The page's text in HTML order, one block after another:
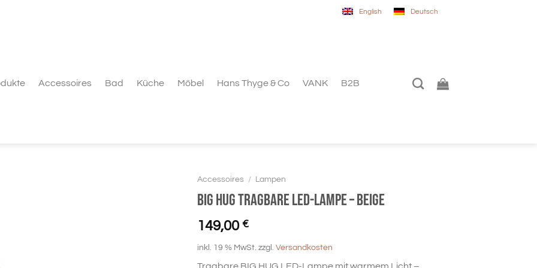
English Deutsch
Accessoires Bad Küche Möbel Hans Thyge & Co VANK B2B
Accessoires / Lampen
BIG HUG tragbare LED-Lampe – beige
149,00 €
inkl. 19 % MwSt. zzgl. Versandkosten